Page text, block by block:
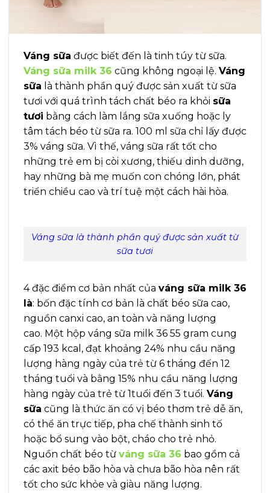
Váng sữa được biết đến là tinh túy từ sữa.
Váng sữa milk 36 cũng không ngoại lệ. Váng
sữa là thành phần quý được sản xuất từ sữa
tươi với quá trình tách chất béo ra khỏi sữa
tươi bằng cách làm lắng sữa xuống hoặc ly
tâm tách béo từ sữa ra. 100 ml sữa chỉ lấy được
3% váng sữa. Vì thế, váng sữa rất tốt cho
những trẻ em bị còi xương, thiếu dinh dưỡng,
hay những bà mẹ muốn con chóng lớn, phát
triển chiều cao và trí tuệ một cách hài hòa.
Váng sữa là thành phần quý được sản xuất từ
sữa tươi
4 đặc điểm cơ bản nhất của váng sữa milk 36
là: bốn đặc tính cơ bản là chất béo sữa cao,
nguồn canxi cao, an toàn và năng lượng
cao. Một hộp váng sữa milk 36 55 gram cung
cấp 193 kcal, đạt khoảng 24% nhu cầu năng
lượng hàng ngày của trẻ từ 6 tháng đến 12
tháng tuổi và bằng 15% nhu cầu năng lượng
hàng ngày của trẻ từ 1tuổi đến 3 tuổi. Váng
sữa cũng là thức ăn có vị béo thơm trẻ dễ ăn,
có thể ăn trực tiếp, pha chế thành sinh tố
hoặc bổ sung vào bột, cháo cho trẻ nhỏ.
Nguồn chất béo từ váng sữa 36 bao gồm cả
các axit béo bão hòa và chưa bão hòa nên rất
tốt cho sức khỏe và giàu năng lượng.